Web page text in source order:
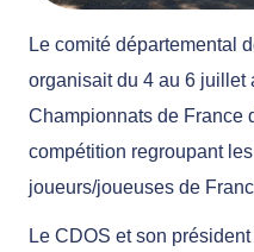
Le comité départemental
organisait du 4 au 6 juillet
Championnats de France
compétition regroupant
joueurs/joueuses de
Le CDOS et son